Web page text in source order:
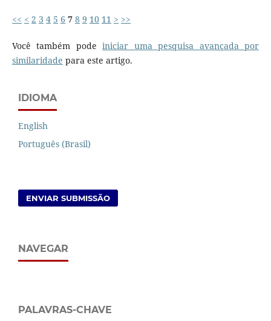
<< < 2 3 4 5 6 7 8 9 10 11 > >>
Você também podeiniciar uma pesquisa avançada por
similaridade para este artigo.
IDIOMA
English
Português (Brasil)
ENVIAR SUBMISSÃO
NAVEGAR
PALAVRAS-CHAVE